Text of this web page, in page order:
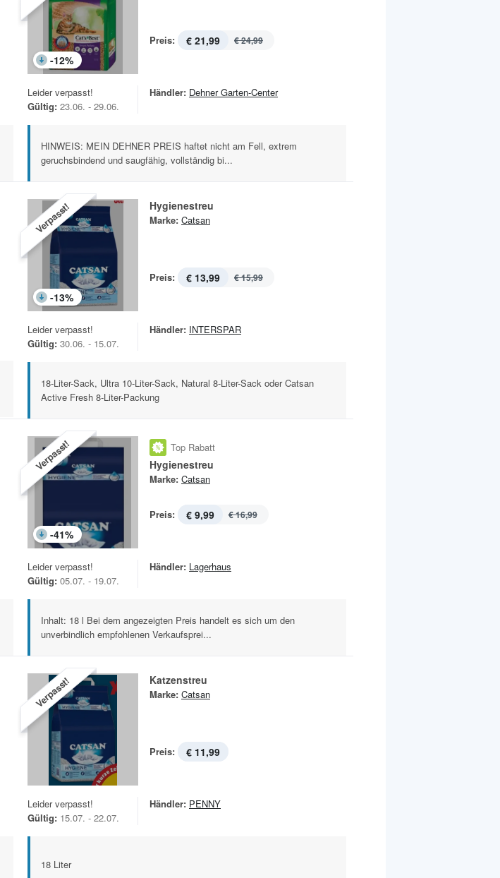
-12%
Preis: € 21,99 € 24,99
Leider verpasst!
Gültig: 23.06. - 29.06.
Händler: Dehner Garten-Center
HINWEIS: MEIN DEHNER PREIS haftet nicht am Fell, extrem
geruchsbindend und saugfähig, vollständig bi...
Verpasst!
-13%
Hygienestreu
Marke: Catsan
Preis: € 13,99 € 15,99
Leider verpasst!
Gültig: 30.06. - 15.07.
Händler: INTERSPAR
18-Liter-Sack, Ultra 10-Liter-Sack, Natural 8-Liter-Sack oder Catsan
Active Fresh 8-Liter-Packung
Verpasst!
-41%
Top Rabatt
Hygienestreu
Marke: Catsan
Preis: € 9,99 € 16,99
Leider verpasst!
Gültig: 05.07. - 19.07.
Händler: Lagerhaus
Inhalt: 18 l Bei dem angezeigten Preis handelt es sich um den
unverbindlich empfohlenen Verkaufsprei...
Verpasst! Katzenstreu
Marke: Catsan
Preis: € 11,99
Leider verpasst!
Gültig: 15.07. - 22.07.
Händler: PENNY
18 Liter